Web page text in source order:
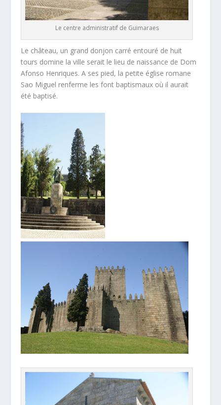
Le centre administratif de Guimaraes
Le château, un grand donjon carré entouré de huit
tours domine la ville serait le lieu de naissance de Dom
Afonso Henriques. A ses pied, la petite église romane
Sao Miguel renferme les font baptismaux où il aurait
été baptisé.